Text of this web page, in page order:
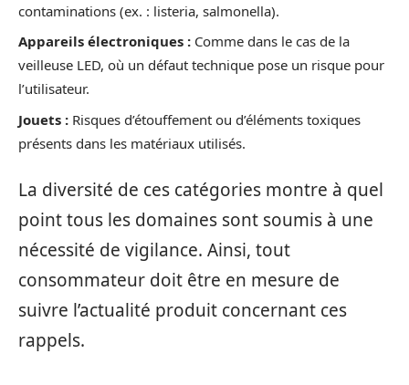
contaminations (ex. : listeria, salmonella).
Appareils électroniques : Comme dans le cas de la
veilleuse LED, où un défaut technique pose un risque pour
l’utilisateur.
Jouets : Risques d’étouffement ou d’éléments toxiques
présents dans les matériaux utilisés.
La diversité de ces catégories montre à quel
point tous les domaines sont soumis à une
nécessité de vigilance. Ainsi, tout
consommateur doit être en mesure de
suivre l’actualité produit concernant ces
rappels.